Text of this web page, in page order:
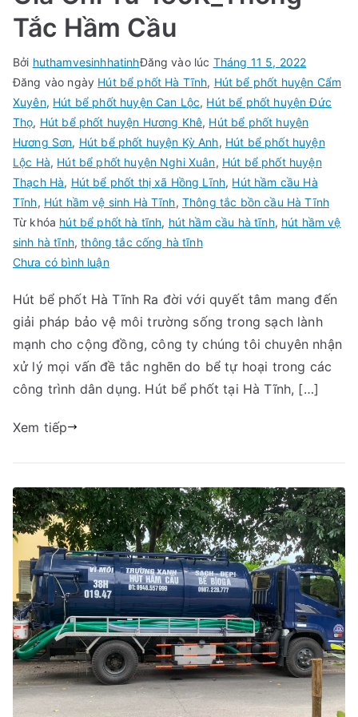
Tắc Hầm Cầu
Bởi huthamvesinhhatinhĐăng vào lúc Tháng 11 5, 2022
Đăng vào ngày Hút bể phốt Hà Tĩnh, Hút bể phốt huyện Cẩm
Xuyên, Hút bể phốt huyện Can Lộc, Hút bể phốt huyện Đức
Thọ, Hút bể phốt huyện Hương Khê, Hút bể phốt huyện
Hương Sơn, Hút bể phốt huyện Kỳ Anh, Hút bể phốt huyện
Lộc Hà, Hút bể phốt huyện Nghi Xuân, Hút bể phốt huyện
Thạch Hà, Hút bể phốt thị xã Hồng Lĩnh, Hút hầm cầu Hà
Tĩnh, Hút hầm vệ sinh Hà Tĩnh, Thông tắc bồn cầu Hà Tĩnh
Từ khóa hút bể phốt hà tĩnh, hút hầm cầu hà tĩnh, hút hầm vệ
sinh hà tĩnh,thông tắc cống hà tĩnh
Chưa có bình luậntrong
Bể
Phốt
Tại
Hà
Tĩnh
Từ
Tắc
Hầm
Cầu
Hút bể phốt Hà Tĩnh Ra đời với quyết tâm mang đến
giải pháp bảo vệ môi trường sống trong sạch lành
mạnh cho cộng đồng, công ty chúng tôi chuyên nhận
xử lý mọi vấn đề tắc nghẽn do bể tự hoại trong các
công trình dân dụng. Hút bể phốt tại Hà Tĩnh, […]
Xem tiếp